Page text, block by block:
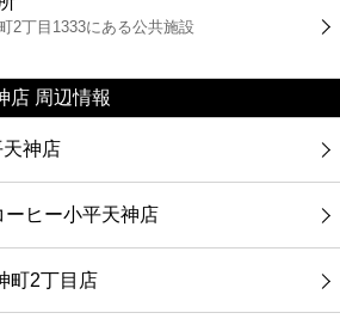
2丁目1333にある公共施設
店 周辺情報
神店
ーヒー小平天神店
町2丁目店